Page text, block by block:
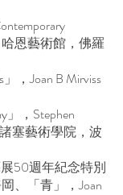
哈恩藝術館，佛羅
，Joan B Mirviss
」，Stephen
塞藝術學院，波
50週年紀念特別
、「青」，Joan